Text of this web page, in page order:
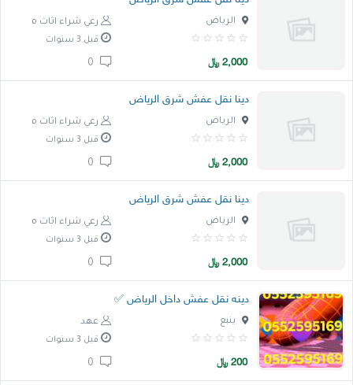
رعي شراء اثاث الرياض
قبل 3 سنوات
2,000 ﷼
دينا نقل عفش شرق الرياض
رعي شراء اثاث الرياض
قبل 3 سنوات
2,000 ﷼
دينا نقل عفش شرق الرياض
رعي شراء اثاث الرياض
قبل 3 سنوات
2,000 ﷼
دينه نقل عفش داخل الرياض ✅
عهد ينبع
قبل 3 سنوات
200 ﷼